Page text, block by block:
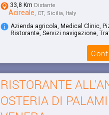
33,8 Km Distante
Acireale, CT, Sicilia, Italy
Azienda agricola, Medical Clinic,
Ristorante, Servizi navigazione,
RISTORANTE
OSTERIA DI